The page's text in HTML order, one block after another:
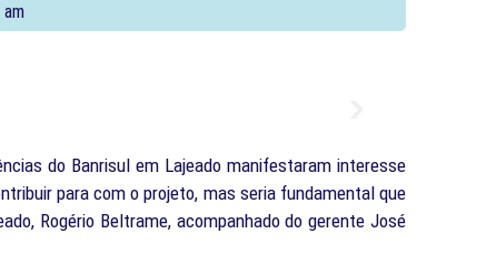
am
do Banrisul em Lajeado manifestaram interesse
para com o projeto, mas seria fundamental que
Rogério Beltrame, acompanhado do gerente José